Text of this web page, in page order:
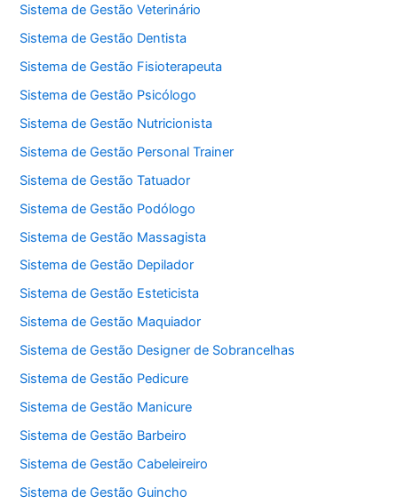
Sistema de Gestão Veterinário
Sistema de Gestão Dentista
Sistema de Gestão Fisioterapeuta
Sistema de Gestão Psicólogo
Sistema de Gestão Nutricionista
Sistema de Gestão Personal Trainer
Sistema de Gestão Tatuador
Sistema de Gestão Podólogo
Sistema de Gestão Massagista
Sistema de Gestão Depilador
Sistema de Gestão Esteticista
Sistema de Gestão Maquiador
Sistema de Gestão Designer de Sobrancelhas
Sistema de Gestão Pedicure
Sistema de Gestão Manicure
Sistema de Gestão Barbeiro
Sistema de Gestão Cabeleireiro
Sistema de Gestão Guincho